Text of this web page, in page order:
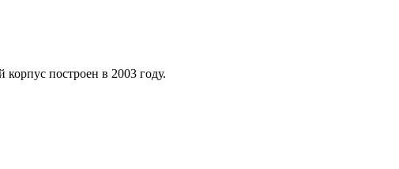
построен в 2003 году.